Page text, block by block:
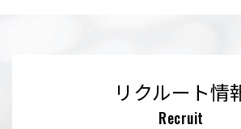
リクルート情
Recruit